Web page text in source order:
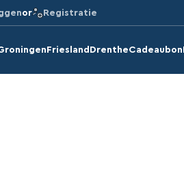
or Registratie
Friesland DrentheCadeaubon